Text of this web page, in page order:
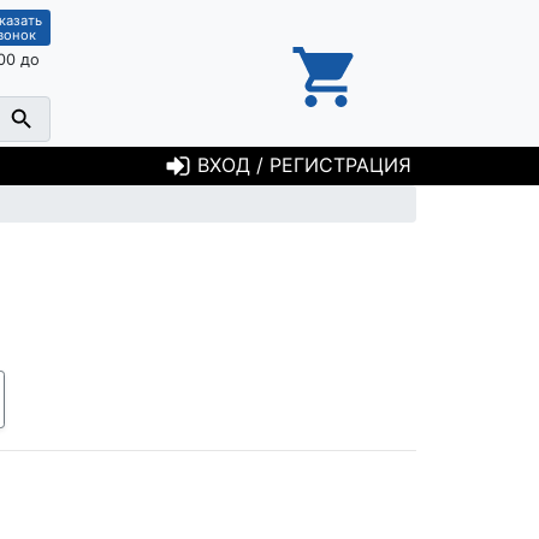
до
ВХОД / РЕГИСТРАЦИЯ